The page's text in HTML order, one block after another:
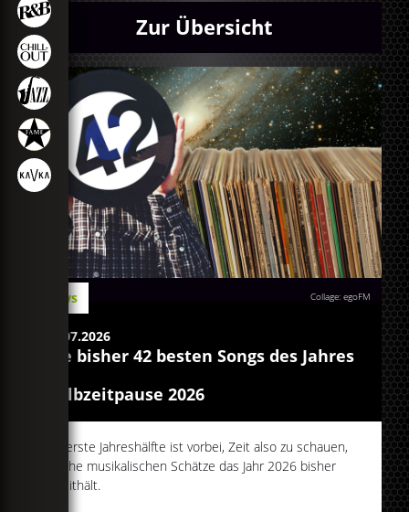
Zur Übersicht
Collage: egoFM
News
04.07.2026
Die bisher 42 besten Songs des Jahres
Halbzeitpause 2026
Die erste Jahreshälfte ist vorbei, Zeit also zu schauen,
welche musikalischen Schätze das Jahr 2026 bisher
bereithält.